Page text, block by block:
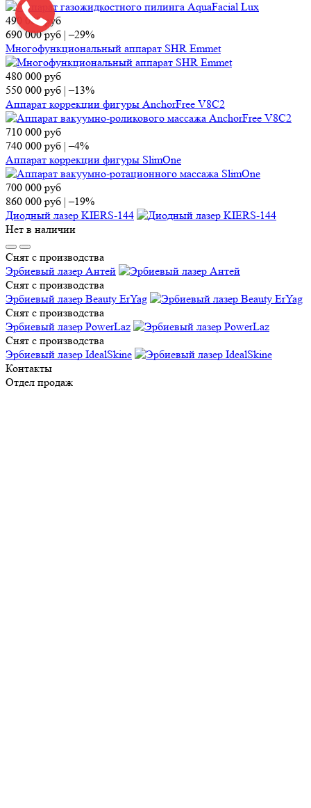
490 000руб
690 000руб |–29%
Многофункциональный аппарат SHR Emmet
480 000 руб
550 000 руб |–13%
Аппарат коррекции фигуры AnchorFree V8C2
710 000 руб
740 000 руб |–4%
Аппарат коррекции фигуры SlimOne
700 000 руб
860 000 руб |–19%
Диодный лазер KIERS-144
Нет в наличии
Снят с производства
Эрбиевый лазер Антей
Снят с производства
Эрбиевый лазер Beauty ErYag
Снят с производства
Эрбиевый лазер PowerLaz
Снят с производства
Эрбиевый лазер IdealSkine
Контакты
Отдел продаж